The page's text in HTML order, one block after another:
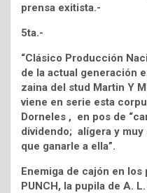
prensa exitista.-
5ta.-
“Clásico Producción
de la actual generación
zaina del stud Martin Y
viene en serie esta
Dorneles , en pos de
dividendo; alígera y
que ganarle a ella”.
Enemiga de cajón en
PUNCH, la pupila de A.